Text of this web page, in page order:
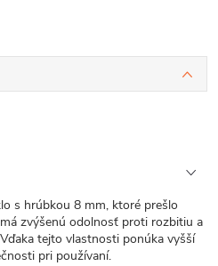
s hrúbkou 8 mm, ktoré prešlo
zvýšenú odolnosť proti rozbitiu a
tejto vlastnosti ponúka vyšší
pri používaní.